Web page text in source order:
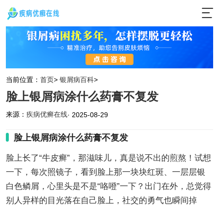
当前位置： 首页> 银屑病百科>
脸上银屑病涂什么药膏不复发
来源： 疾病优癣在线· 2025-08-29
脸上银屑病涂什么药膏不复发
脸上长了“牛皮癣”，那滋味儿，真是说不出的煎熬！试想
一下，每次照镜子，看到脸上那一块块红斑、一层层银
白色鳞屑，心里头是不是“咯噔”一下？出门在外，总觉得
别人异样的目光落在自己脸上，社交的勇气也瞬间掉